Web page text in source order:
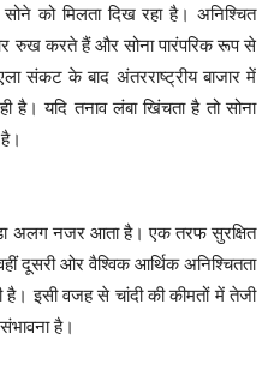
को मिलता दिख रहा है। अनिश्चित
रुख करते हैं और सोना पारंपरिक रूप से
संकट के बाद अंतरराष्ट्रीय बाजार में
है। यदि तनाव लंबा खिंचता है तो सोना
अलग नजर आता है। एक तरफ सुरक्षित
दूसरी ओर वैश्विक आर्थिक अनिश्चितता
है। इसी वजह से चांदी की कीमतों में तेजी
है।